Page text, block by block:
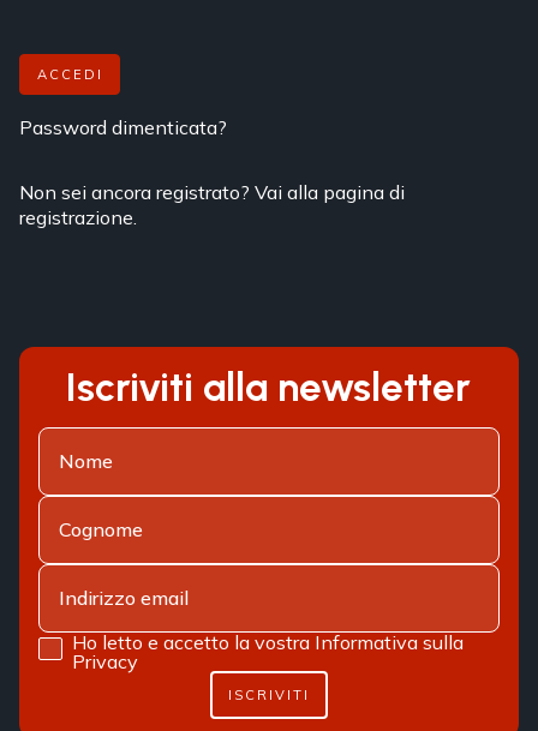
ACCEDI
Password dimenticata?
Non sei ancora registrato? Vai alla pagina di
registrazione.
Iscriviti alla newsletter
Ho letto e accetto la vostra Informativa sulla
Privacy
ISCRIVITI